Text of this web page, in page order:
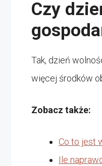
Czy
Tak, dzień
więcej środków
Zobacz także:
Co to jest
Ile